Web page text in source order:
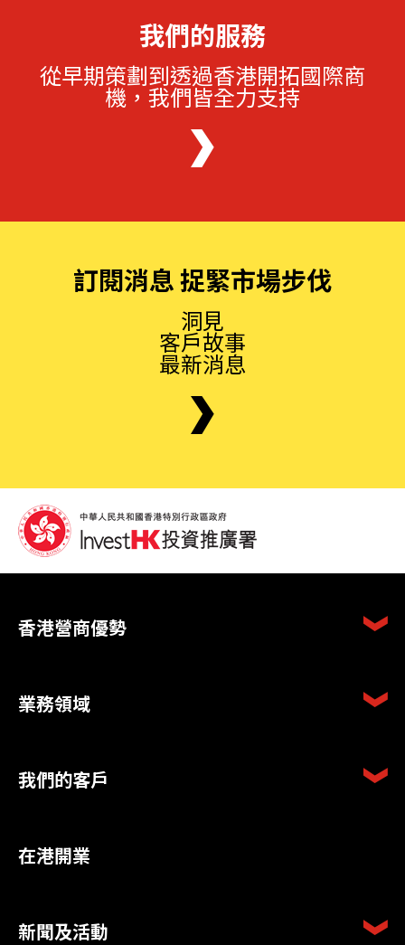
我們的服務
從早期策劃到透過香港開拓國際商
機，我們皆全力支持
訂閱消息 捉緊市場步伐
洞見
客戶故事
最新消息
香港營商優勢
業務領域
我們的客戶
在港開業
新聞及活動